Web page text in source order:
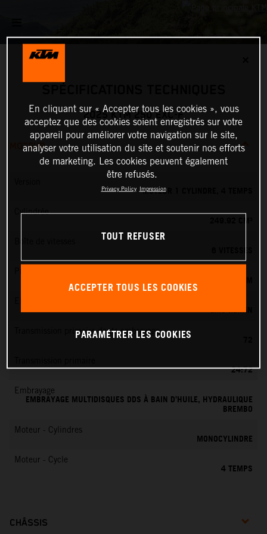
2025 KTM 250 EXC-F
MOTEUR
MOTEUR 1 CYLINDRE, 4 TEMPS
Cylindrée
KEIHIN EFI, CORPS DE PAPILLON 42 MM
EMS KEIHIN
Transmission primaire dents embrayage
24:72
Embrayage
EMBRAYAGE MULTIDISQUES DDS À BAIN D’HUILE, HYDRAULIQUE
BREMBO
Moteur - Cylindres
MONOCYLINDRE
Moteur - Cycle
4 TEMPS
CHÂSSIS
En cliquant sur « Accepter tous les cookies », vous
acceptez que des cookies soient enregistrés sur votre
appareil pour améliorer votre navigation sur le site,
analyser votre utilisation du site et soutenir nos efforts
de marketing. Les cookies peuvent également
être refusés.
Privacy Policy Impression
TOUT REFUSER
ACCEPTER TOUS LES COOKIES
PARAMÉTRER LES COOKIES